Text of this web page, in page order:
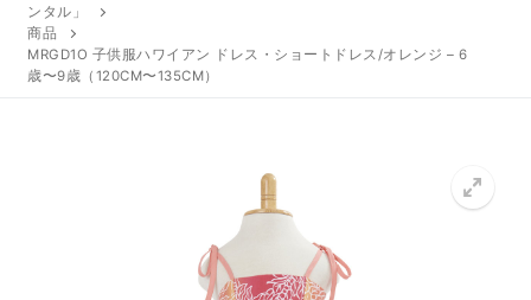
宅配レンタルについて
宅配レンタル商品一覧
ンタル」
商品
MRGD1O 子供服ハワイアン ドレス・ショートドレス/オレンジ – 6
歳〜9歳（120CM〜135CM）